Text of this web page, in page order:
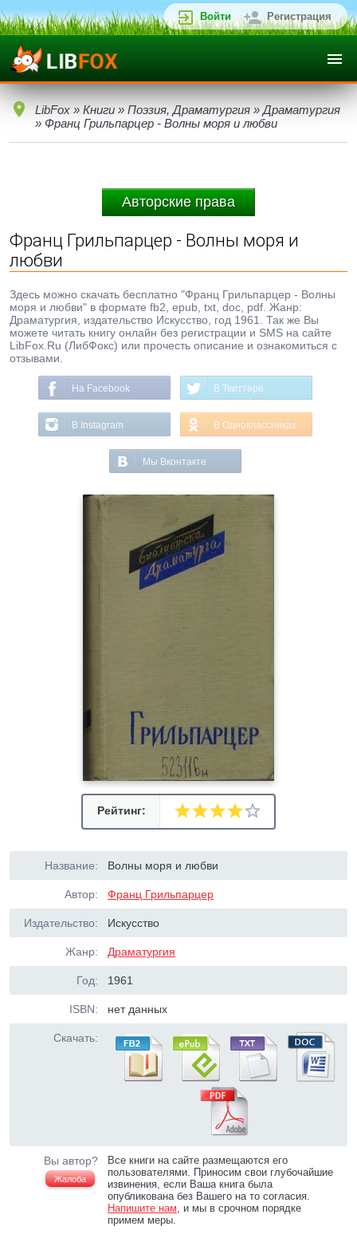
Войти Регистрация
LibFox » Книги » Поэзия, Драматургия » Драматургия
» Франц Грильпарцер - Волны моря и любви
Авторские права
Франц Грильпарцер - Волны моря и
любви
Здесь можно скачать бесплатно "Франц Грильпарцер - Волны
моря и любви" в формате fb2, epub, txt, doc, pdf. Жанр:
Драматургия, издательство Искусство, год 1961. Так же Вы
можете читать книгу онлайн без регистрации и SMS на сайте
LibFox.Ru (ЛибФокс) или прочесть описание и ознакомиться с
отзывами.
На Facebook В Твиттере
В Instagram В Одноклассниках
Мы Вконтакте
Рейтинг:
Название: Волны моря и любви
Автор: Франц Грильпарцер
Издательство: Искусство
Жанр: Драматургия
Год: 1961
ISBN: нет данных
Скачать:
Вы автор?
Жалоба
Все книги на сайте размещаются его
пользователями. Приносим свои глубочайшие
извинения, если Ваша книга была
опубликована без Вашего на то согласия.
Напишите нам, и мы в срочном порядке
примем меры.